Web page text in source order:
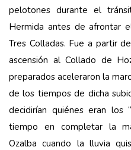
pelotones durante el
Hermida antes de afrontar
Tres Colladas. Fue a partir
ascensión al Collado de
preparados aceleraron la
de los tiempos de dicha
decidirían quiénes eran los
tiempo en completar la
Ozalba cuando la lluvia